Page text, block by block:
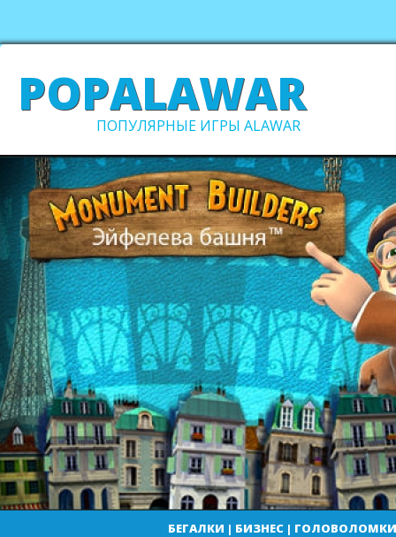
POPALAWAR
ПОПУЛЯРНЫЕ ИГРЫ ALAWAR
БЕГАЛКИ | БИЗНЕС| ГОЛОВОЛОМКИ